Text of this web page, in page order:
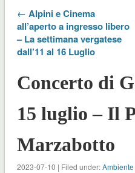
← Alpini e Cinema
all’aperto a ingresso libero
– La settimana vergatese
dall’11 al 16 Luglio
Concerto di
15 luglio – Il
Marzabotto
2023-07-10 | Filed under: